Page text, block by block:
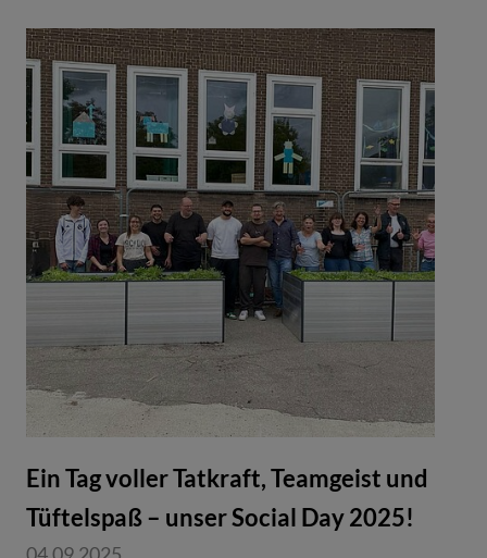
Ein Tag voller Tatkraft, Teamgeist und
Tüftelspaß – unser Social Day 2025!